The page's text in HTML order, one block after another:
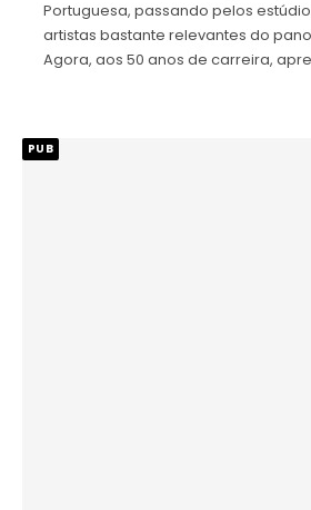
Portuguesa, passando pelos
artistas bastante relevantes do
Agora, aos 50 anos de carreira,
PUB